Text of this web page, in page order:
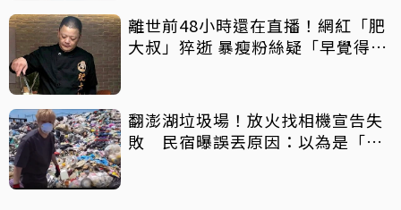
離世前48小時還在直播！網紅「肥
大叔」猝逝 暴瘦粉絲疑「早覺得不
翻澎湖垃圾場！放火找相機宣告失
敗 民宿曝誤丟原因：以為是「按